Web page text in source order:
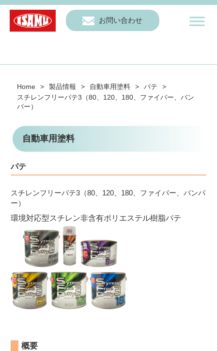
お問い合わせ
Home > 製品情報 > 自動車用塗料 > パテ
>
スチレンフリーパテ3（80、120、180、ファイバー、バン
パー）
自動車用塗料
パテ
スチレンフリーパテ3（80、120、180、ファイバー、バンパ
ー）
環境対応型スチレン非含有ポリエステル樹脂パテ
概要